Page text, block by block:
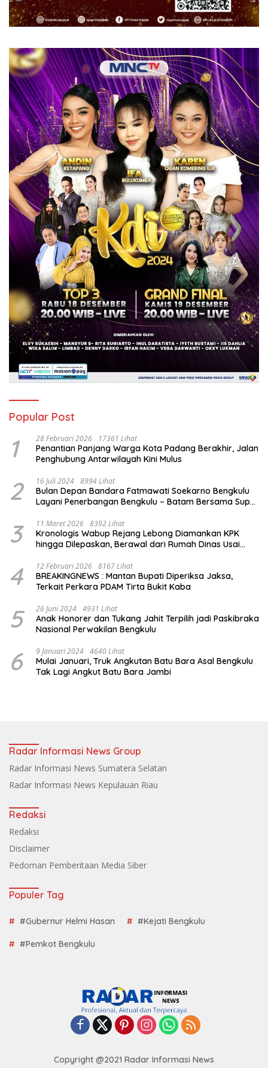
Popular Post
1 28 Februari 2026 17361 Lihat
Penantian Panjang Warga Kota Padang Berakhir, Jalan
Penghubung Antarwilayah Kini Mulus
2 16 Juli 2024 8994 Lihat
Bulan Depan Bandara Fatmawati Soekarno Bengkulu
Layani Penerbangan Bengkulu – Batam Bersama Super
3 11 Maret 2026 8392 Lihat
Kronologis Wabup Rejang Lebong Diamankan KPK
hingga Dilepaskan, Berawal dari Rumah Dinas Usai
4 12 Februari 2026 8167 Lihat
BREAKINGNEWS : Mantan Bupati Diperiksa Jaksa,
Terkait Perkara PDAM Tirta Bukit Kaba
5 26 Juni 2024 4931 Lihat
Anak Honorer dan Tukang Jahit Terpilih jadi Paskibraka
Nasional Perwakilan Bengkulu
6 9 Januari 2024 4640 Lihat
Mulai Januari, Truk Angkutan Batu Bara Asal Bengkulu
Tak Lagi Angkut Batu Bara Jambi
Radar Informasi News Group
Radar Informasi News Sumatera Selatan
Radar Informasi News Kepulauan Riau
Redaksi
Redaksi
Disclaimer
Pedoman Pemberitaan Media Siber
Populer Tag
#Gubernur Helmi Hasan #Kejati Bengkulu
#Pemkot Bengkulu
Copyright @2021 Radar Informasi News